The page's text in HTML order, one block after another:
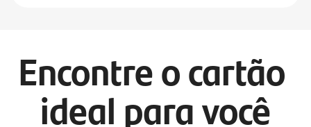
Encontre o cartão
ideal para você